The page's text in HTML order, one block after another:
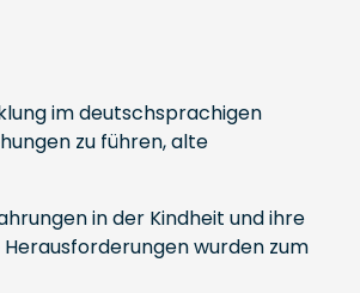
im deutschsprachigen
zu führen, alte
in der Kindheit und ihre
wurden zum